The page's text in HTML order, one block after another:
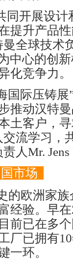
同开展设
提升产品
全球技术
中心的创
化竞争力。
国际压铸
推动汉特
土客户，
流学习，
人Mr.
市场
的欧洲家
经验。早
前已在多
厂已拥有
一环。